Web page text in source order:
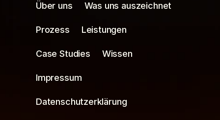
Über uns
Was uns auszeichnet
Prozess Leistungen
Case Studies Wissen
Impressum
Datenschutzerklärung